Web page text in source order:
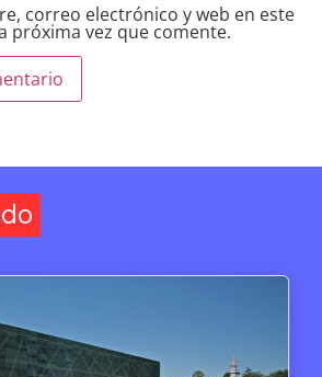
correo electrónico y web en este
próxima vez que comente.